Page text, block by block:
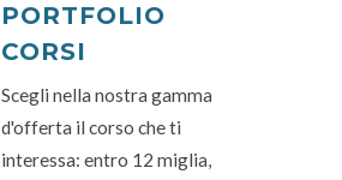
PORTFOLIO
CORSI
Scegli nella nostra gamma
d'offerta il corso che ti
interessa: entro 12 miglia,